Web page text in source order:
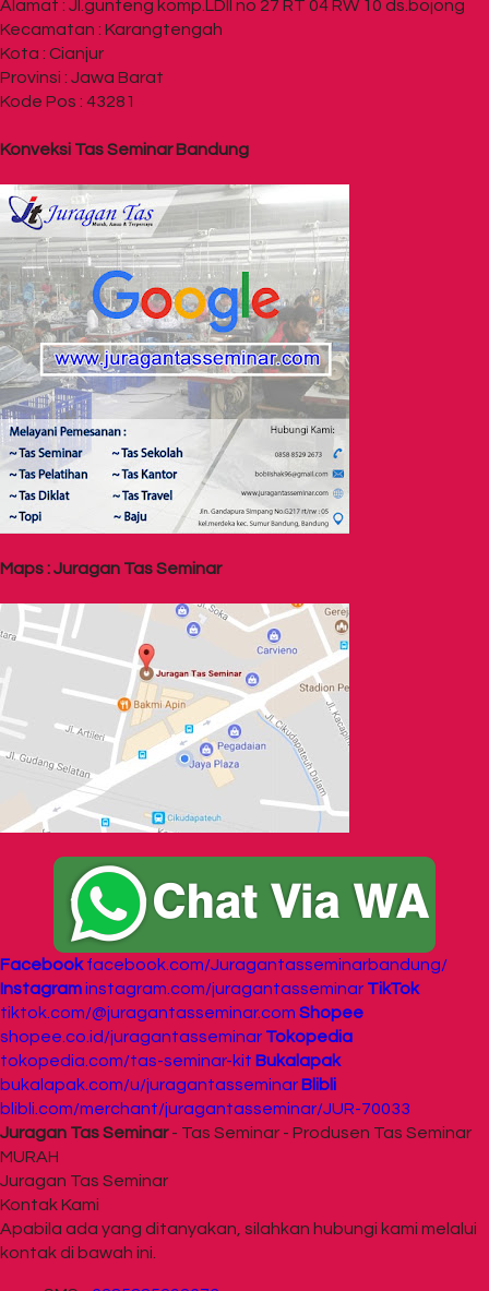
Alamat : Jl.gunteng komp.LDII no 27 RT 04 RW 10 ds.bojong
Kecamatan : Karangtengah
Kota : Cianjur
Provinsi : Jawa Barat
Kode Pos : 43281
Konveksi Tas Seminar Bandung
Maps : Juragan Tas Seminar
Facebook facebook.com/Juragantasseminarbandung/
Instagraminstagram.com/juragantasseminar TikTok
tiktok.com/@juragantasseminar.com Shopee
shopee.co.id/juragantasseminar Tokopedia
tokopedia.com/tas-seminar-kit Bukalapak
bukalapak.com/u/juragantasseminar Blibli
blibli.com/merchant/juragantasseminar/JUR-70033
Juragan Tas Seminar- Tas Seminar - Produsen Tas Seminar
MURAH
Juragan Tas Seminar
Kontak Kami
Apabila ada yang ditanyakan, silahkan hubungi kami melalui
kontak di bawah ini.